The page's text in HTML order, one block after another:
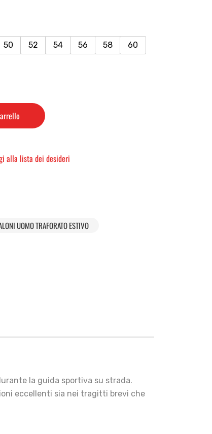
50 52 54 56 58
60
alla lista dei desideri
UOMO TRAFORATO ESTIVO
la guida sportiva su strada.
eccellenti sia nei tragitti brevi che